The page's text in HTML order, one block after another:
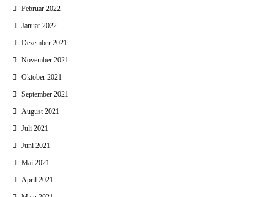
Februar 2022
Januar 2022
Dezember 2021
November 2021
Oktober 2021
September 2021
August 2021
Juli 2021
Juni 2021
Mai 2021
April 2021